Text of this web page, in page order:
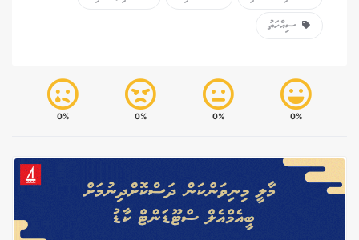
ސިއްހަތު
0%
0%
0%
0%